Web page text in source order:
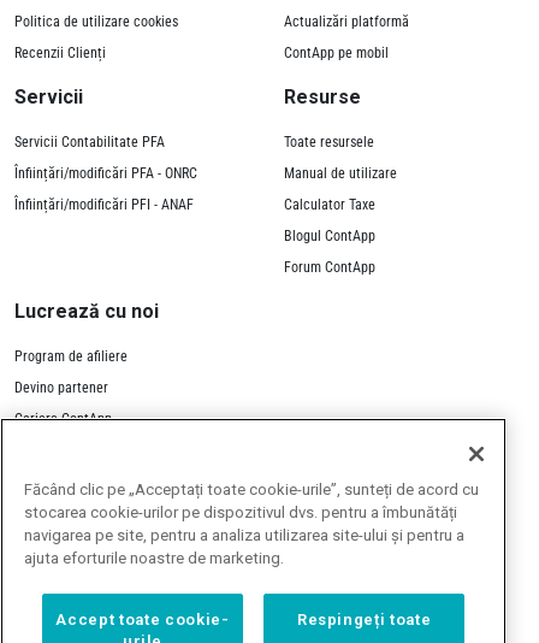
Politica de utilizare cookies
Recenzii Clienți
Actualizări platformă
ContApp pe mobil
Servicii
Servicii Contabilitate PFA
Înființări/modificări PFA - ONRC
Înființări/modificări PFI - ANAF
Resurse
Toate resursele
Manual de utilizare
Calculator Taxe
Blogul ContApp
Forum ContApp
Lucrează cu noi
Program de afiliere
Devino partener
Cariere ContApp
Toate prețurile de pe site
includ TVA 21%
Făcând clic pe „Acceptați toate cookie-urile”, sunteți de acord cu
stocarea cookie-urilor pe dispozitivul dvs. pentru a îmbunătăți
navigarea pe site, pentru a analiza utilizarea site-ului și pentru a
ajuta eforturile noastre de marketing.
Accept toate cookie-
Respingeți toate